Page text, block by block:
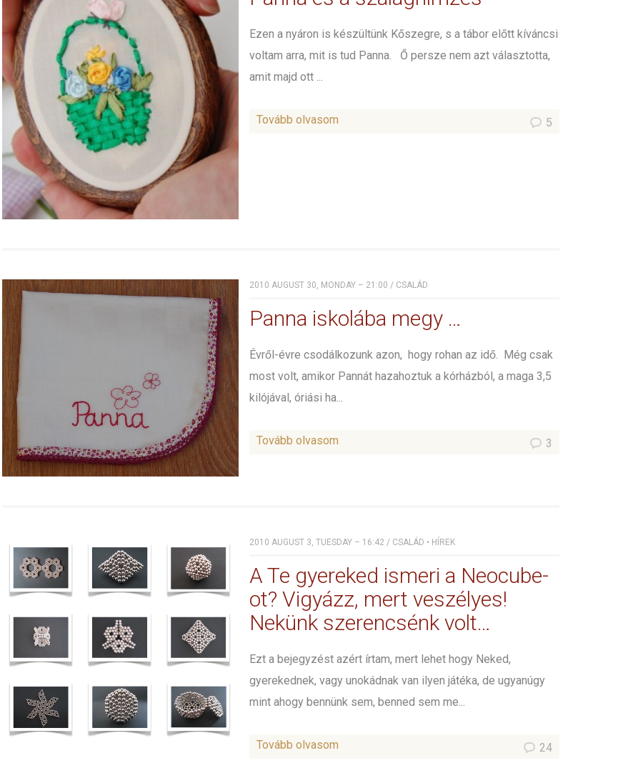
Ezen a nyáron is készültünk Kőszegre, s a tábor előtt kíváncsi
voltam arra, mit is tud Panna. Ő persze nem azt választotta,
amit majd ott ...
Tovább olvasom 5
2010 AUGUST 30, MONDAY – 21:00 / CSALÁD
Panna iskolába megy …
Évről-évre csodálkozunk azon, hogy rohan az idő. Még csak
most volt, amikor Pannát hazahoztuk a kórházból, a maga 3,5
kilójával, óriási ha...
Tovább olvasom 3
2010 AUGUST 3, TUESDAY – 16:42 / CSALÁD • HÍREK
A Te gyereked ismeri a Neocube-
ot? Vigyázz, mert veszélyes!
Nekünk szerencsénk volt…
Ezt a bejegyzést azért írtam, mert lehet hogy Neked,
gyerekednek, vagy unokádnak van ilyen játéka, de ugyanúgy
mint ahogy bennünk sem, benned sem me...
Tovább olvasom 24